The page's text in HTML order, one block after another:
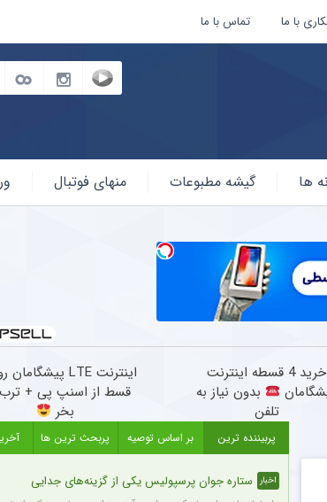
با ما تماس با ما
ها گیشه مطبوعات منهای فوتبال
خرید 4 قسطه اینترنت
بدون نیاز به
تلفن
قسط از اسنپ پی +
بخر
پربیننده ترین بر اساس توصیه پربحث ترین ها
اخبار ستاره جوان پرسپولیس یکی از گزینه‌های جدایی